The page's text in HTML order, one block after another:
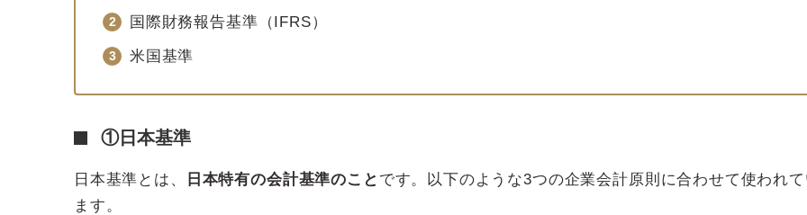
国際財務報告基準（IFRS）
米国基準
①日本基準
日本基準とは、 日本特有の会計基準のこと です。以下のような3つの企業会計原則に合わせて使われ
ます。